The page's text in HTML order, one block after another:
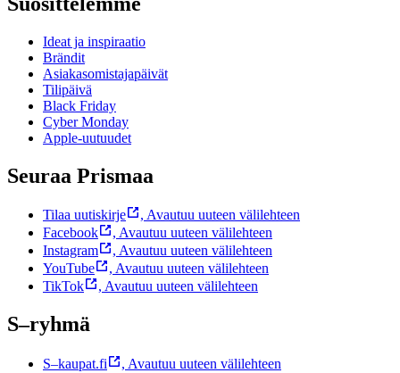
Ideat ja inspiraatio
Brändit
Asiakasomistajapäivät
Tilipäivä
Black Friday
Cyber Monday
Apple-uutuudet
Seuraa Prismaa
Tilaa uutiskirje , Avautuu uuteen välilehteen
Facebook
, Avautuu uuteen välilehteen
Instagram
, Avautuu uuteen välilehteen
YouTube
, Avautuu uuteen välilehteen
TikTok
, Avautuu uuteen välilehteen
S–ryhmä
S–kaupat.fi , Avautuu uuteen välilehteen